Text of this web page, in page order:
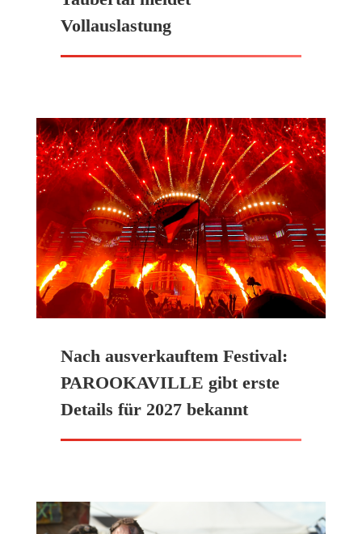
Vollauslastung
Nach ausverkauftem Festival:
PAROOKAVILLE gibt erste
Details für 2027 bekannt